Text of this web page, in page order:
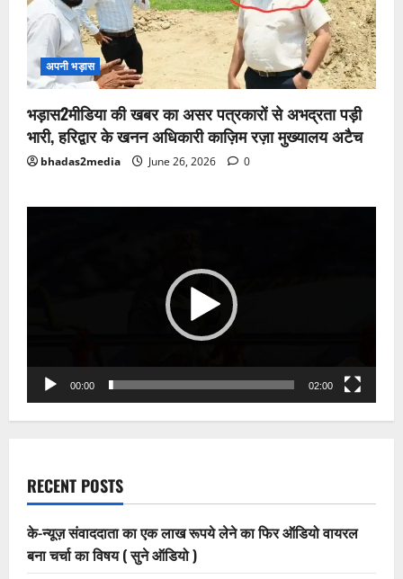
अपनी भड़ास
भड़ास2मीडिया की खबर का असर पत्रकारों से अभद्रता पड़ी
भारी, हरिद्वार के खनन अधिकारी काज़िम रज़ा मुख्यालय अटैच
bhadas2media June 26, 2026 0
00:00 02:00
RECENT POSTS
के-न्यूज़ संवाददाता का एक लाख रूपये लेने का फिर ऑडियो वायरल
बना चर्चा का विषय ( सुने ऑडियो )